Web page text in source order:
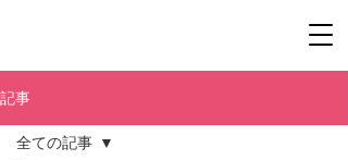
記事
全ての記事